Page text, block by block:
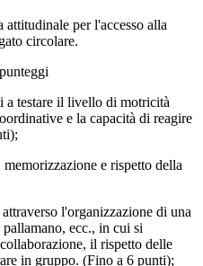
per l'accesso alla
circolare.
a testare il livello di motricità
e la capacità di reagire
e rispetto della
l'organizzazione di una
ecc., in cui si
il rispetto delle
in gruppo. (Fino a 6 punti);